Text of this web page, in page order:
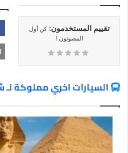
تقييم المستخدمون: كن أول
المصوتون !
السيارات اخري مملوكة